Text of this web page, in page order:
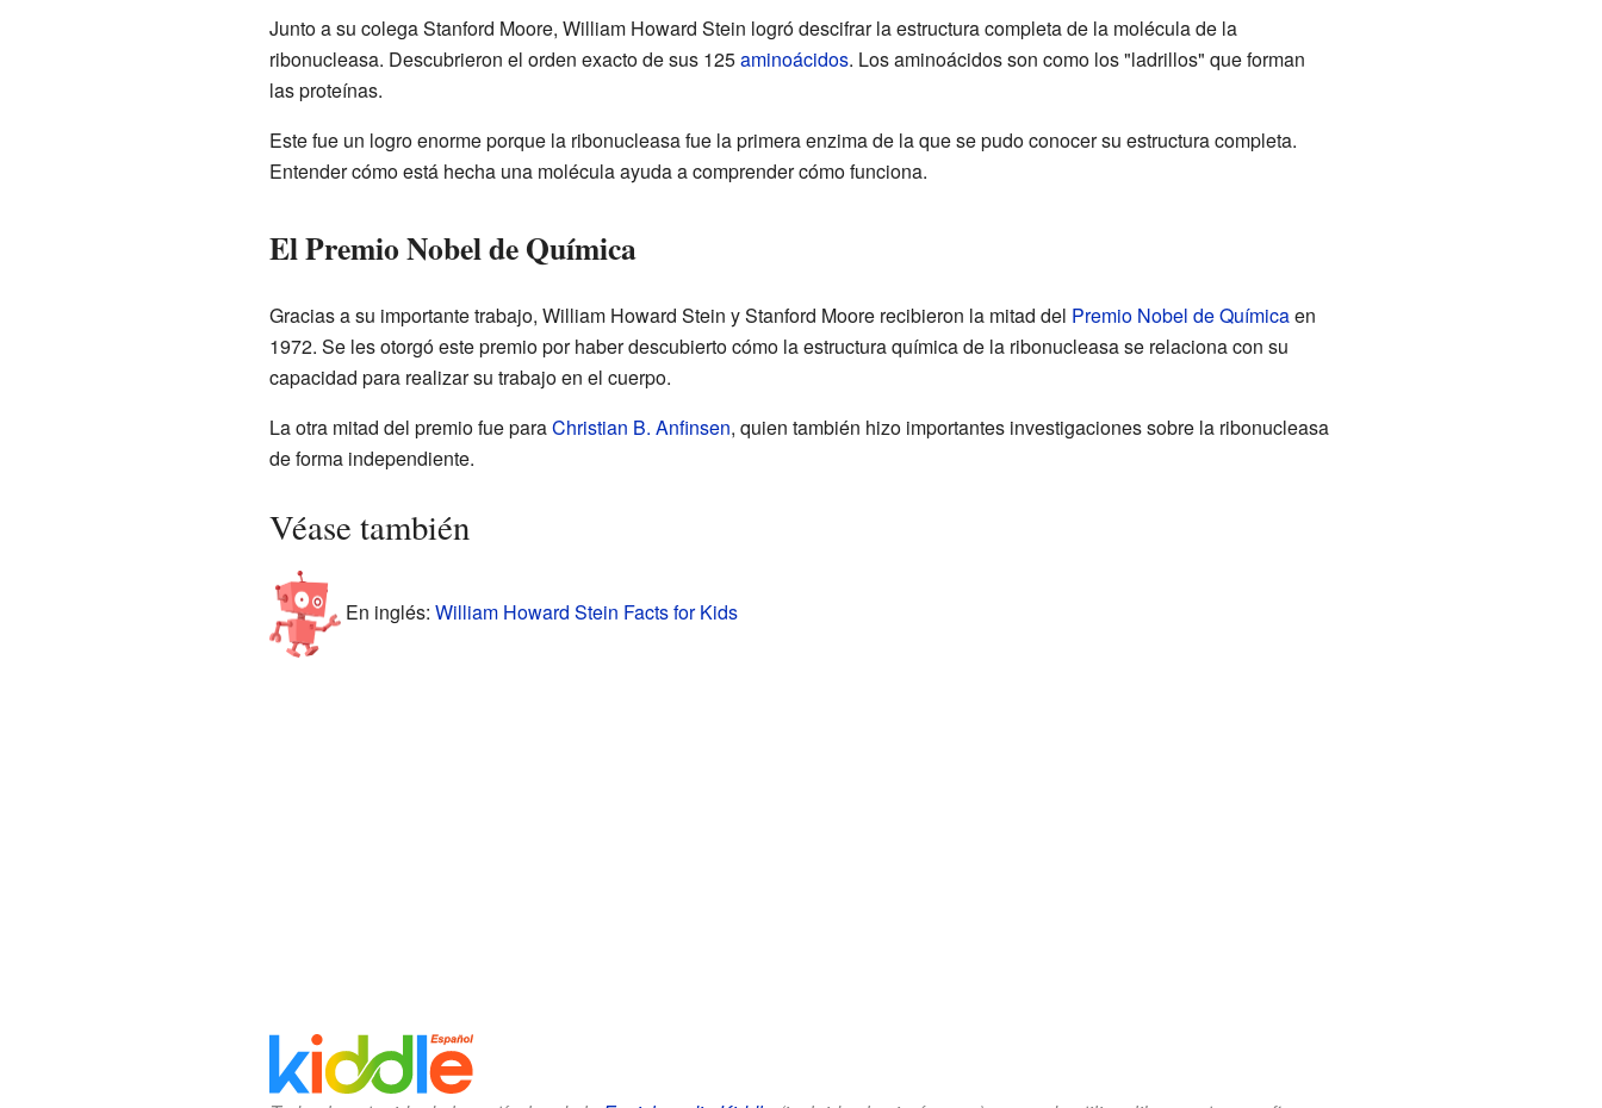
Junto a su colega Stanford Moore, William Howard Stein logró descifrar la estructura completa de la molécula de la
ribonucleasa. Descubrieron el orden exacto de sus 125aminoácidos. Los aminoácidos son como los "ladrillos" que forman
las proteínas.
Este fue un logro enorme porque la ribonucleasa fue la primera enzima de la que se pudo conocer su estructura completa.
Entender cómo está hecha una molécula ayuda a comprender cómo funciona.
El Premio Nobel de Química
Gracias a su importante trabajo, William Howard Stein y Stanford Moore recibieron la mitad del Premio Nobel de Químicaen
1972. Se les otorgó este premio por haber descubierto cómo la estructura química de la ribonucleasa se relaciona con su
capacidad para realizar su trabajo en el cuerpo.
La otra mitad del premio fue paraChristian B. Anfinsen, quien también hizo importantes investigaciones sobre la ribonucleasa
de forma independiente.
Véase también
En inglés: William Howard Stein Facts for Kids